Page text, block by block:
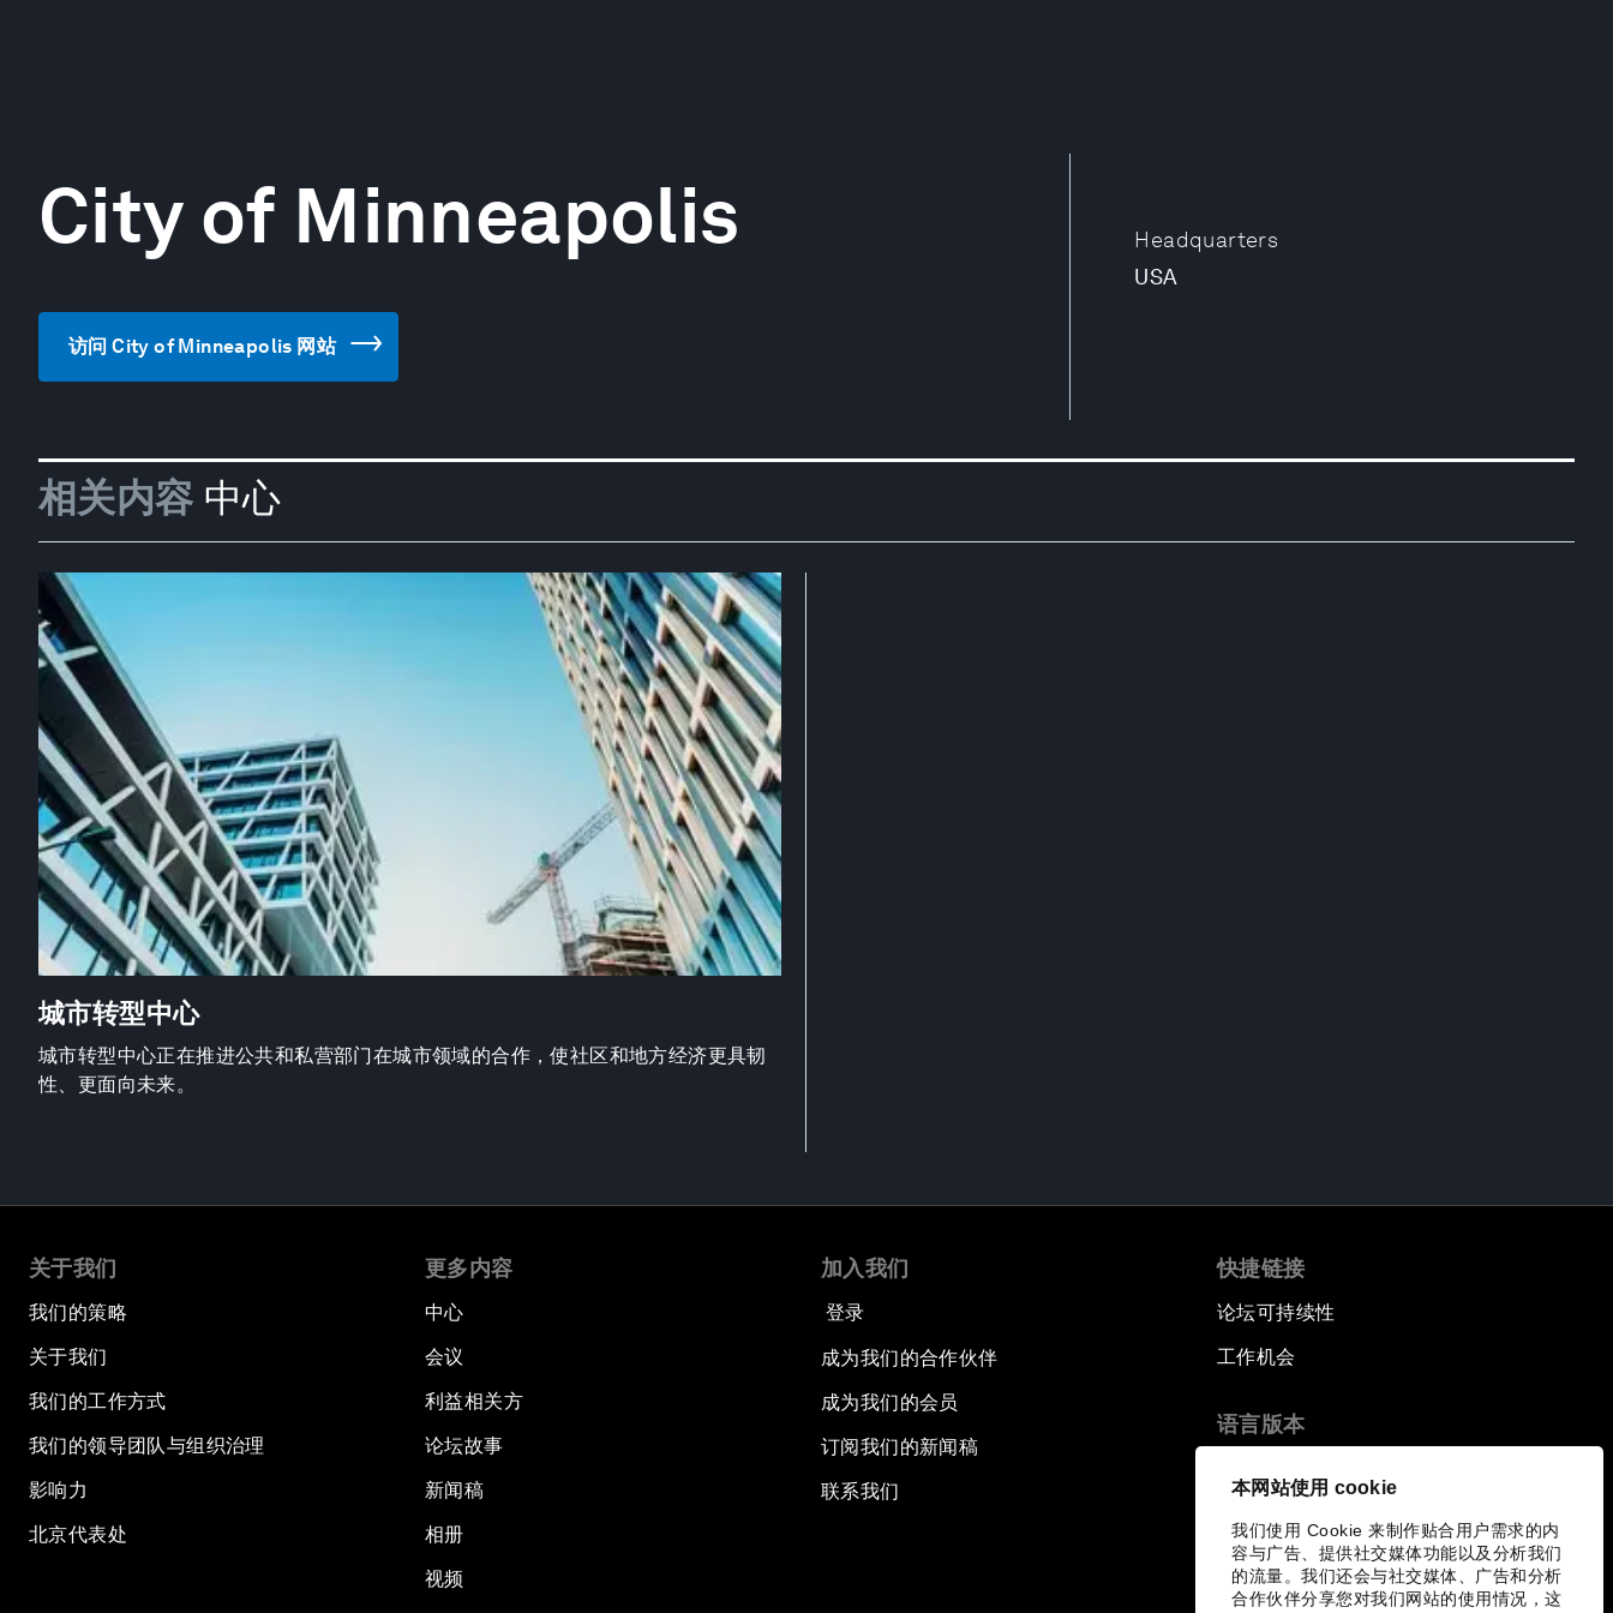
本网站使用 cookie
我们使用 Cookie 来制作贴合用户需求的内
容与广告、提供社交媒体功能以及分析我们
的流量。我们还会与社交媒体、广告和分析
合作伙伴分享您对我们网站的使用情况，这
Headquarters
USA
City of Minneapolis
访问 City of Minneapolis 网站
相关内容 中心
城市转型中心
城市转型中心正在推进公共和私营部门在城市领域的合作，使社区和地方经济更具韧
性、更面向未来。
关于我们
我们的策略
关于我们
我们的工作方式
我们的领导团队与组织治理
影响力
北京代表处
更多内容
中心
会议
利益相关方
论坛故事
新闻稿
相册
视频
加入我们
登录
成为我们的合作伙伴
成为我们的会员
订阅我们的新闻稿
联系我们
快捷链接
论坛可持续性
工作机会
语言版本